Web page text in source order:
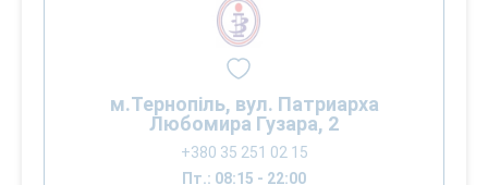
м.Тернопіль, вул. Патриарха
Любомира Гузара, 2
+380 35 251 02 15
Пт.: 08:15 - 22:00